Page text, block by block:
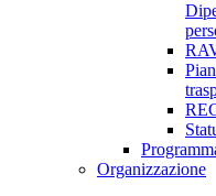
Organizzazione